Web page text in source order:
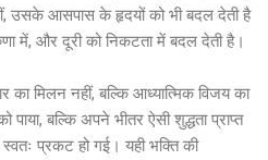
उसके आसपास के हृदयों को भी बदल देती है
में, और दूरी को निकटता में बदल देती है।
का मिलन नहीं, बल्कि आध्यात्मिक विजय का
बल्कि अपने भीतर ऐसी शुद्धता प्राप्त
प्रकट हो गई। यही भक्ति की